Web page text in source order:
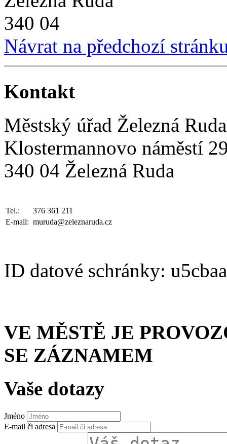
340 04
Návrat na předchozí
Kontakt
Městský úřad Železná Ruda
Klostermannovo náměstí
340 04 Železná Ruda
Tel.:
376 361 211
E-mail: muruda@zeleznaruda.cz
ID datové schránky:
VE MĚSTĚ JE
SE ZÁZNAMEM
Vaše dotazy
Jméno
E-mail či adresa